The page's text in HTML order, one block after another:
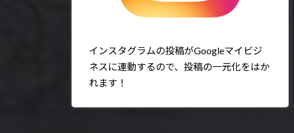
インスタグラムの投稿がGoogleマイビジ
ネスに連動するので、投稿の一元化をはか
れます！